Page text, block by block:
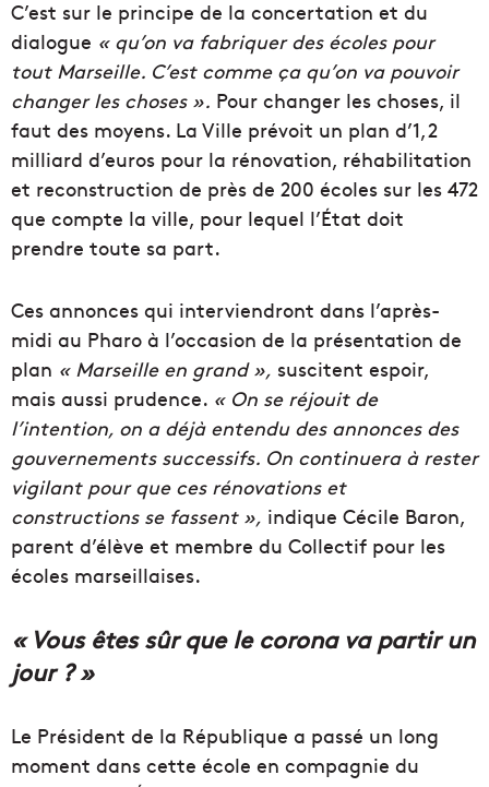
C’est sur le principe de la concertation et du
dialogue « qu’on va fabriquer des écoles pour
tout Marseille. C’est comme ça qu’on va pouvoir
changer les choses ». Pour changer les choses, il
faut des moyens. La Ville prévoit un plan d’1,2
milliard d’euros pour la rénovation, réhabilitation
et reconstruction de près de 200 écoles sur les 472
que compte la ville, pour lequel l’État doit
prendre toute sa part.
Ces annonces qui interviendront dans l’après-
midi au Pharo à l’occasion de la présentation de
plan « Marseille en grand », suscitent espoir,
mais aussi prudence. « On se réjouit de
l’intention, on a déjà entendu des annonces des
gouvernementssuccessifs. On continuera à rester
vigilant pour que cesrénovations et
constructions se fassent », indique Cécile Baron,
parent d’élève et membre du Collectif pour les
écoles marseillaises.
« Vous êtes sûr que le corona va partir un
jour ? »
Le Président de la République a passé un long
moment dans cette école en compagnie du